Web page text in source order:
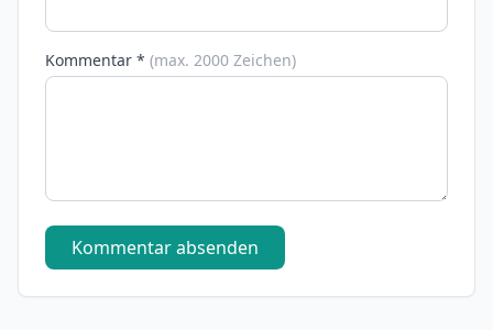
Kommentar * (max. 2000 Zeichen)
Kommentar absenden